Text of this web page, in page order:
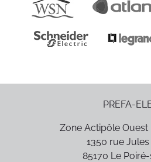
PREFA-
Zone Actipôle Ouest
1350 rue Jules
85170 Le